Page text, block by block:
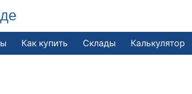
Как купить Склады Калькулятор